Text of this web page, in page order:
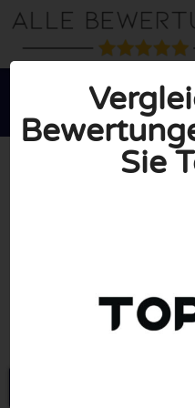

Sie